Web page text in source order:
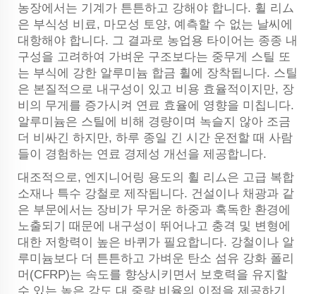
농장에서는 기계가 튼튼하고 강해야 합니다. 휠 리ム
은 부식성 비료, 마모성 토양, 예측할 수 없는 날씨에
대항해야 합니다. 그 결과로 농업용 타이어는 종종 내
구성을 고려하여 가벼운 구조보다는 중무게 스틸 또
는 부식에 강한 알루미늄 합금 휠에 장착됩니다. 스틸
은 본질적으로 내구성이 있고 비용 효율적이지만, 장
비의 무게를 증가시켜 연료 효율에 영향을 미칩니다.
알루미늄은 스틸에 비해 경량이며 녹슬지 않아 조금
더 비싸긴 하지만, 하루 종일 긴 시간 운전할 때 사람
들이 경험하는 연료 경제성 개선을 제공합니다.
대조적으로, 엔지니어링 용도의 휠 리ム은 고급 복합
소재나 특수 강철로 제작됩니다. 건설이나 채광과 같
은 부문에서는 장비가 무거운 하중과 혹독한 환경에
노출되기 때문에 내구성이 뛰어나고 충격 및 변형에
대한 저항력이 높은 바퀴가 필요합니다. 강철이나 알
루미늄보다 더 튼튼하고 가벼운 탄소 섬유 강화 폴리
머(CFRP)는 속도를 향상시키면서 보호력을 유지할
수 있는 높은 강도 대 중량 비율의 이점을 제공하기